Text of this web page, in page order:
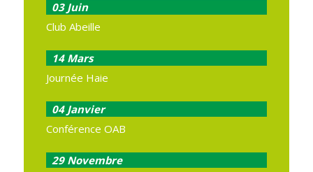
03 Juin
Club Abeille
14 Mars
Journée Haie
04 Janvier
Conférence OAB
29 Novembre